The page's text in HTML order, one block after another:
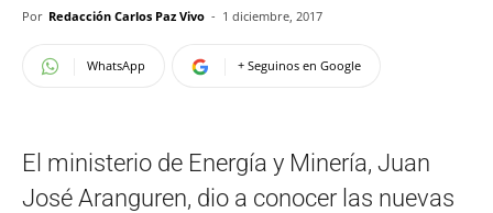
Por Redacción Carlos Paz Vivo - 1 diciembre, 2017
WhatsApp + Seguinos en Google
El ministerio de Energía y Minería, Juan
José Aranguren, dio a conocer las nuevas